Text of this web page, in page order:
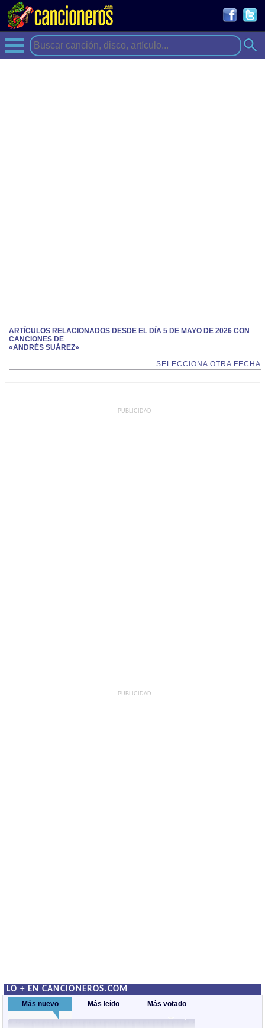
ARTÍCULOS RELACIONADOS DESDE EL DÍA 5 DE MAYO DE 2026 CON
CANCIONES DE
«ANDRÉS SUÁREZ»
SELECCIONA OTRA FECHA
PUBLICIDAD
PUBLICIDAD
LO + EN CANCIONEROS.COM
Más nuevo Más leído Más votado